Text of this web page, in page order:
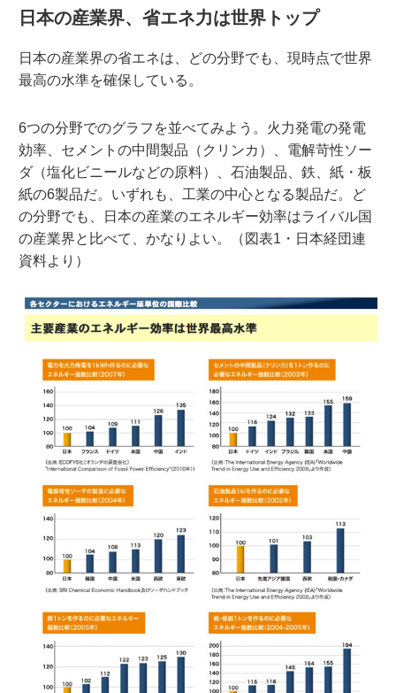
日本の産業界、省エネ力は世界トップ
日本の産業界の省エネは、どの分野でも、現時点で世界
最高の水準を確保している。
6つの分野でのグラフを並べてみよう。火力発電の発電
効率、セメントの中間製品（クリンカ）、電解苛性ソー
ダ（塩化ビニールなどの原料）、石油製品、鉄、紙・板
紙の6製品だ。いずれも、工業の中心となる製品だ。ど
の分野でも、日本の産業のエネルギー効率はライバル国
の産業界と比べて、かなりよい。（図表1・日本経団連
資料より）